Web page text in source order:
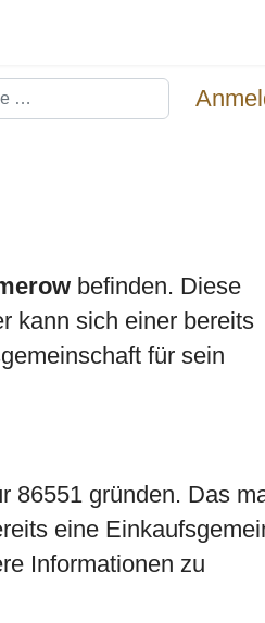
befinden. Diese
kann sich einer bereits
für sein
86551 gründen. Das
eine
Informationen zu